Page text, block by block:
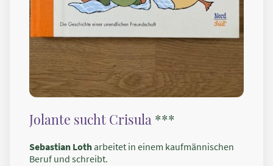
Jolante sucht Crisula ***
Sebastian Lotharbeitet in einem kaufmännischen
Beruf und schreibt.